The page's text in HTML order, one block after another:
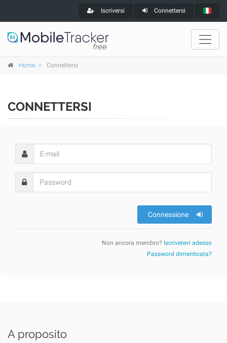
Iscriversi Connettersi
Home Connettersi
CONNETTERSI
Connessione
Non ancora membro? Iscrivetevi adesso
Password dimenticata?
A proposito